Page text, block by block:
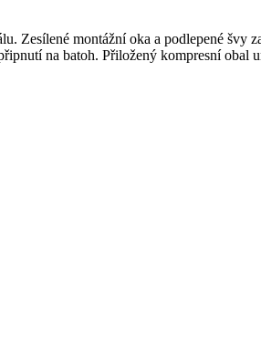
Zesílené montážní oka a podlepené
na batoh. Přiložený kompresní obal